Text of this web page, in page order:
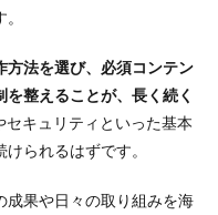
方法を選び、必須コンテン
整えることが、長く続く
セキュリティといった基本
られるはずです。
成果や日々の取り組みを海